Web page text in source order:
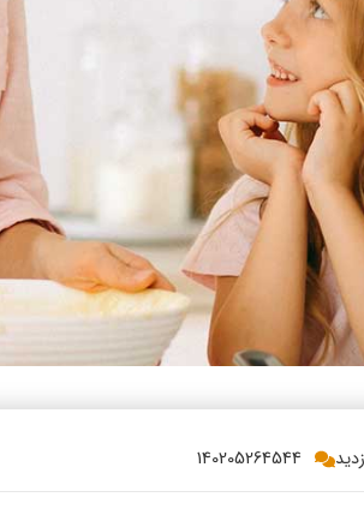
کشک
خامه
سینما دوماس
رادیو دوماس
دانستنی های سلامت
گالری تصاویر
English
Russian
140205264544